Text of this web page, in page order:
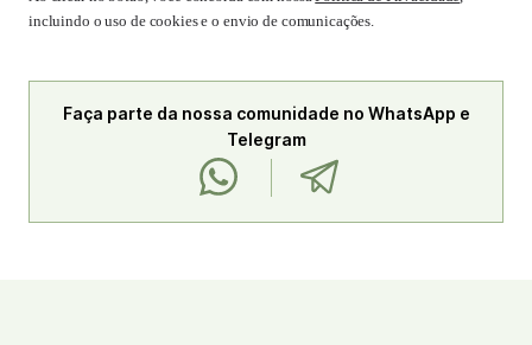
incluindo o uso de cookies e o envio de comunicações.
Faça parte da nossa comunidade no WhatsApp e
Telegram